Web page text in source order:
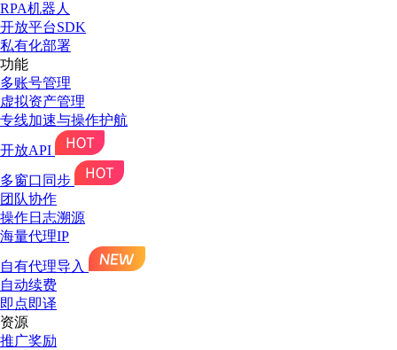
RPA机器人
开放平台SDK
私有化部署
功能
多账号管理
虚拟资产管理
专线加速与操作护航
开放API
多窗口同步
团队协作
操作日志溯源
海量代理IP
自有代理导入
自动续费
即点即译
资源
推广奖励